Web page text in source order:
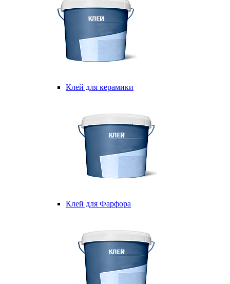
Клей для керамики
Клей для Фарфора